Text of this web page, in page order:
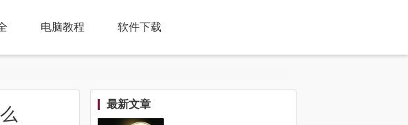
电脑教程 软件下载
最新文章